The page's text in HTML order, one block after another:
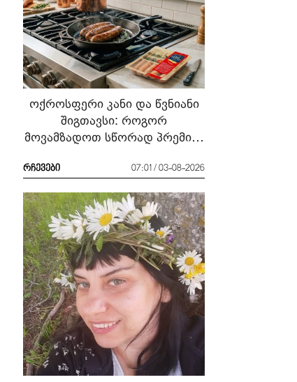
ოქროსფერი კანი და წვნიანი
შიგთავსი: როგორ
მოვამზადოთ სწორად პრემიუმ
„შეფმაისტერის“
რჩევები 07:01 / 03-08-2026